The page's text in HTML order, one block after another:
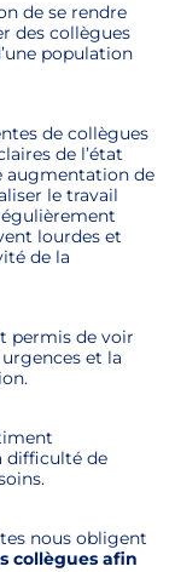
de se rendre
des collègues
population
de collègues
de l’état
augmentation de
le travail
lourdes et
de la
permis de voir
et la
difficulté de
nous obligent
collègues afin